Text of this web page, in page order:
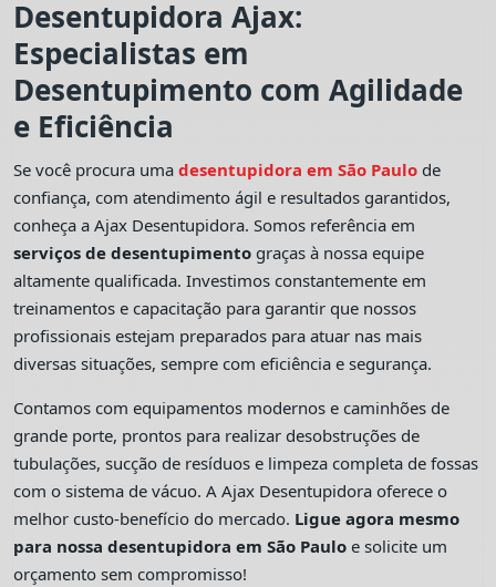
Desentupidora Ajax:
Especialistas em
Desentupimento com Agilidade
e Eficiência
Se você procura umadesentupidora em São Paulo de
confiança, com atendimento ágil e resultados garantidos,
conheça a Ajax Desentupidora. Somos referência em
serviços de desentupimento graças à nossa equipe
altamente qualificada. Investimos constantemente em
treinamentos e capacitação para garantir que nossos
profissionais estejam preparados para atuar nas mais
diversas situações, sempre com eficiência e segurança.
Contamos com equipamentos modernos e caminhões de
grande porte, prontos para realizar desobstruções de
tubulações, sucção de resíduos e limpeza completa de fossas
com o sistema de vácuo. A Ajax Desentupidora oferece o
melhor custo-benefício do mercado. Ligue agora mesmo
para nossa desentupidora em São Paulo e solicite um
orçamento sem compromisso!